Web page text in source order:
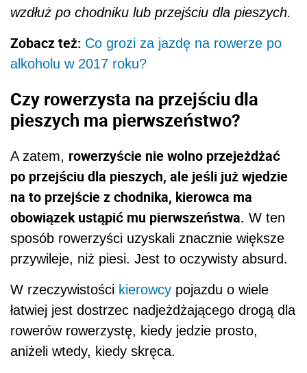
wzdłuż po chodniku lub przejściu dla pieszych.
Zobacz też: Co grozi za jazdę na rowerze po
alkoholu w 2017 roku?
Czy rowerzysta na przejściu dla
pieszych ma pierwszeństwo?
A zatem, rowerzyście nie wolno przejeżdżać
po przejściu dla pieszych, ale jeśli już wjedzie
na to przejście z chodnika, kierowca ma
obowiązek ustąpić mu pierwszeństwa. W ten
sposób rowerzyści uzyskali znacznie większe
przywileje, niż piesi. Jest to oczywisty absurd.
W rzeczywistości kierowcy pojazdu o wiele
łatwiej jest dostrzec nadjeżdżającego drogą dla
rowerów rowerzystę, kiedy jedzie prosto,
aniżeli wtedy, kiedy skręca.